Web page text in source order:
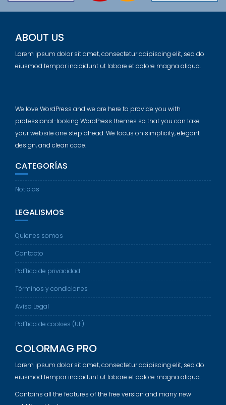
ABOUT US
Lorem ipsum dolor sit amet, consectetur adipiscing elit, sed do
eiusmod tempor incididunt ut labore et dolore magna aliqua.
We love WordPress and we are here to provide you with
professional-looking WordPress themes so that you can take
your website one step ahead. We focus on simplicity, elegant
design, and clean code.
CATEGORÍAS
Noticias
LEGALISMOS
Quienes somos
Contacto
Política de privacidad
Términos y condiciones
Aviso Legal
Política de cookies (UE)
COLORMAG PRO
Lorem ipsum dolor sit amet, consectetur adipiscing elit, sed do
eiusmod tempor incididunt ut labore et dolore magna aliqua.
Contains all the features of the free version and many new